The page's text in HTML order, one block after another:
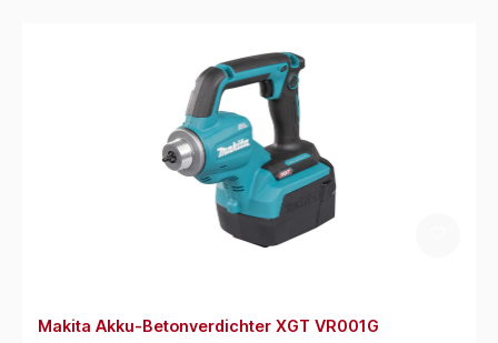
Makita Akku-Betonverdichter XGT VR001G